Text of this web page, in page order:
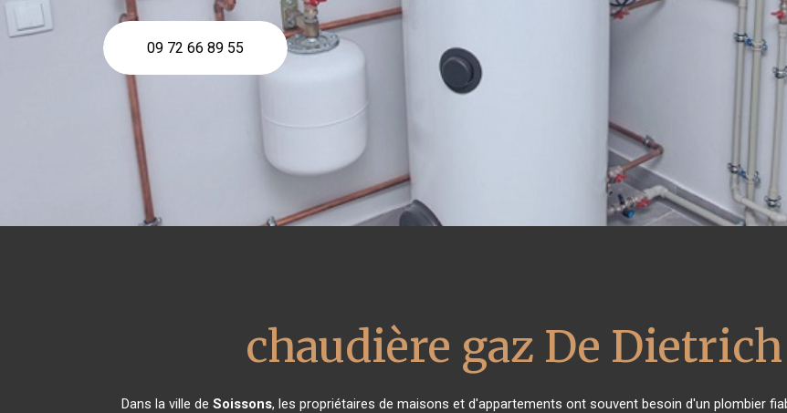
09 72 66 89 55
chaudière gaz De Dietrich
Dans la ville de Soissons, les propriétaires de maisons et d'appartements ont souvent besoin d'un plombier